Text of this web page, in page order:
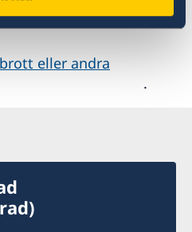
eller andra
.